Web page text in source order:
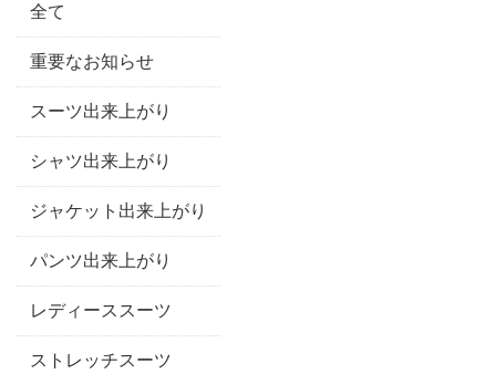
全て
重要なお知らせ
スーツ出来上がり
シャツ出来上がり
ジャケット出来上がり
パンツ出来上がり
レディーススーツ
ストレッチスーツ